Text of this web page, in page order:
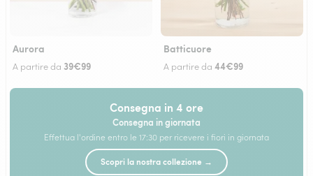
Aurora
A partire da 39€99
Batticuore
A partire da 44€99
Consegna in 4 ore
Consegna in giornata
Effettua l'ordine entro le 17:30 per ricevere i fiori in giornata
Scopri la nostra collezione →